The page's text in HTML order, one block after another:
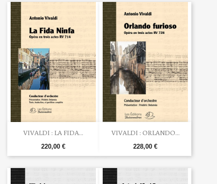
VIVALDI : LA FIDA...
220,00 €
VIVALDI : ORLANDO...
228,00 €